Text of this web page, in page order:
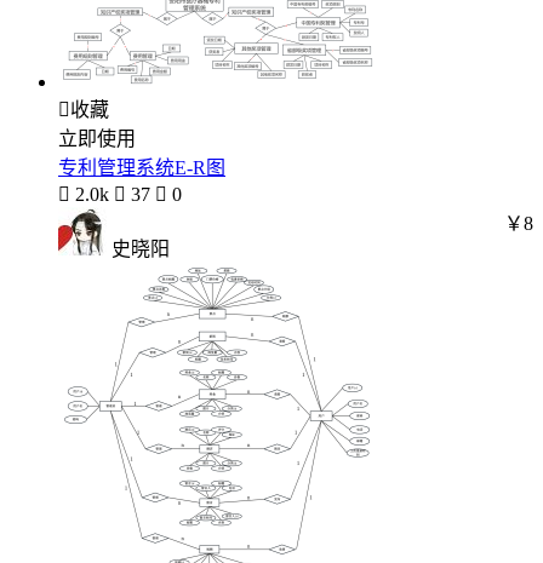
收藏
立即使用
专利管理系统E-R图
 2.0k  37  0
史晓阳
￥8